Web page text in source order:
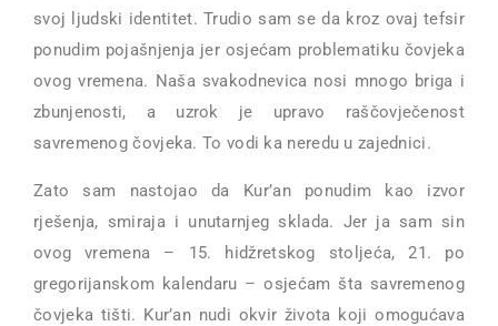
svoj ljudski identitet. Trudio sam se da kroz ovaj tefsir
ponudim pojašnjenja jer osjećam problematiku čovjeka
ovog vremena. Naša svakodnevica nosi mnogo briga i
zbunjenosti, a uzrok je upravo raščovječenost
savremenog čovjeka. To vodi ka neredu u zajednici.
Zato sam nastojao da Kur’an ponudim kao izvor
rješenja, smiraja i unutarnjeg sklada. Jer ja sam sin
ovog vremena – 15. hidžretskog stoljeća, 21. po
gregorijanskom kalendaru – osjećam šta savremenog
čovjeka tišti. Kur’an nudi okvir života koji omogućava